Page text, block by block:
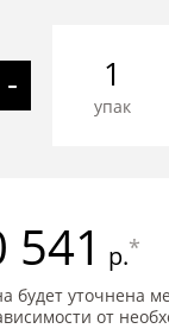
-
упак
541 р.*
будет уточнена
от